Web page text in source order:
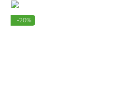
-20%